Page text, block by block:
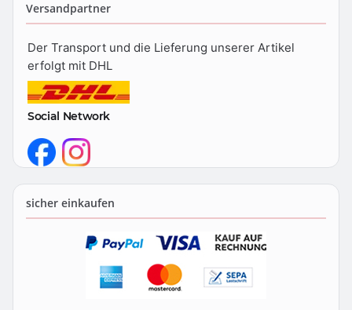
Versandpartner
Der Transport und die Lieferung unserer Artikel
erfolgt mit DHL
Social Network
sicher einkaufen